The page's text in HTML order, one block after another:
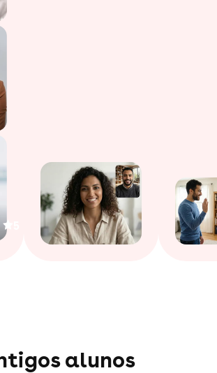
alunos